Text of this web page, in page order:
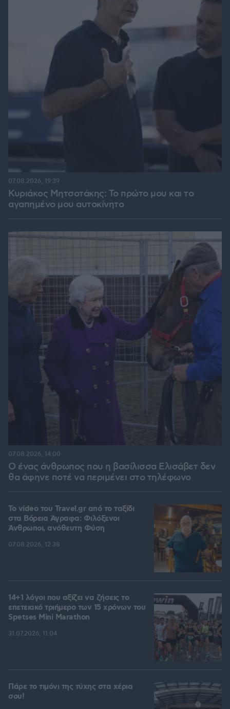
Κυριάκος Μητσοτάκης: Το πρώτο μου και το
αγαπημένο μου αυτοκίνητο
07.08.2026, 19:39
Ο ένας άνθρωπος που η βασίλισσα Ελισάβετ δεν
θα άφηνε ποτέ να περιμένει στο τηλέφωνο
07.08.2026, 14:00
To video του Travel.gr από το ταξίδι
στα Βόρεια Άγραφα: Φιλόξενοι
Άνθρωποι, ανόθευτη Φύση
07.08.2026, 12:38
14+1 λόγοι που αξίζει να ζήσεις το
επετειακό τριήμερο των 15 χρόνων του
Spetses Mini Marathon
31.07.2026, 11:04
Πάρε το τιμόνι της τύχης στα χέρια
σου!